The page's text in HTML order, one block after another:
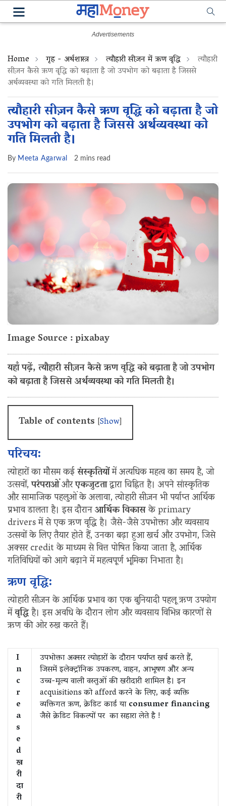
Home गृह - अर्थशास्त्र त्यौहारी सीज़न में ऋण वृद्धि त्यौहारी
सीज़न कैसे ऋण वृद्धि को बढ़ाता है जो उपभोग को बढ़ाता है जिससे
अर्थव्यवस्था को गति मिलती है।
त्यौहारी सीज़न कैसे ऋण वृद्धि को बढ़ाता है जो
उपभोग को बढ़ाता है जिससे अर्थव्यवस्था को
गति मिलती है।
By Meeta Agarwal 2 mins read
Image Source : pixabay
यहाँ पढ़ें, त्यौहारी सीज़न कैसे ऋण वृद्धि को बढ़ाता है जो उपभोग
को बढ़ाता है जिससे अर्थव्यवस्था को गति मिलती है।
Table of contents [Show]
परिचय:
त्योहारों का मौसम कईसंस्कृतियोंमें अत्यधिक महत्व का समय है, जो
उत्सवों,परंपराओंऔरएकजुटताद्वारा चिह्नित है। अपने सांस्कृतिक
और सामाजिक पहलुओं के अलावा, त्योहारी सीज़न भी पर्याप्त आर्थिक
प्रभाव डालता है। इस दौरानआर्थिक विकासके primary
drivers में से एक ऋण वृद्धि है। जैसे-जैसे उपभोक्ता और व्यवसाय
उत्सवों के लिए तैयार होते हैं, उनका बढ़ा हुआ खर्च और उपभोग, जिसे
अक्सर credit के माध्यम से वित्त पोषित किया जाता है, आर्थिक
गतिविधियों को आगे बढ़ाने में महत्वपूर्ण भूमिका निभाता है।
ऋण वृद्धि:
त्योहारी सीज़न के आर्थिक प्रभाव का एक बुनियादी पहलू ऋण उपयोग
मेंवृद्धिहै। इस अवधि के दौरान लोग और व्यवसाय विभिन्न कारणों से
ऋण की ओर रुख करते हैं।
I
n
c
r
e
a
s
e
d
ख
री
दा
री
उपभोक्ता अक्सर त्योहारों के दौरान पर्याप्त खर्च करते हैं,
जिसमें इलेक्ट्रॉनिक उपकरण, वाहन, आभूषण और अन्य
उच्च-मूल्य वाली वस्तुओं की खरीदारी शामिल है। इन
acquisitions को afford करने के लिए, कई व्यक्ति
व्यक्तिगत ऋण, क्रेडिट कार्ड याconsumer financing
जैसे क्रेडिट विकल्पों पर का सहारा लेते है !